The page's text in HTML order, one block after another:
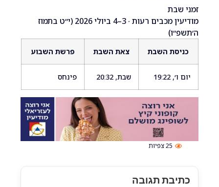
מודיעין מכבים רעות · 3–4 ביולי 2026 (י״ט בתמוז
השבת צאת השבת פרשת השבוע
שבת, 20:32 פינחס
תגובה